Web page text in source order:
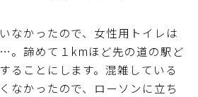
なかったので、女性用トイレは
。諦めて１kmほど先の道の駅ど
ることにします。混雑している
なかったので、ローソンに立ち